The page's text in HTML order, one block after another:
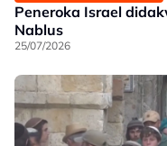
Peneroka Israel
Nablus
25/07/2026